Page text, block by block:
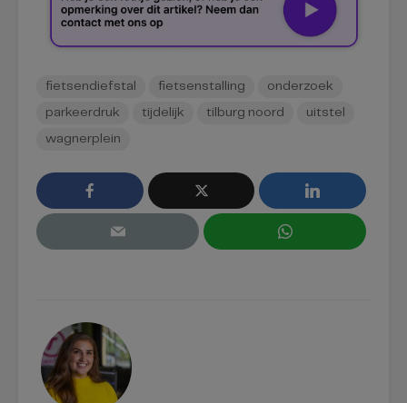
fietsendiefstal fietsenstalling onderzoek
parkeerdruk tijdelijk tilburg noord uitstel
wagnerplein